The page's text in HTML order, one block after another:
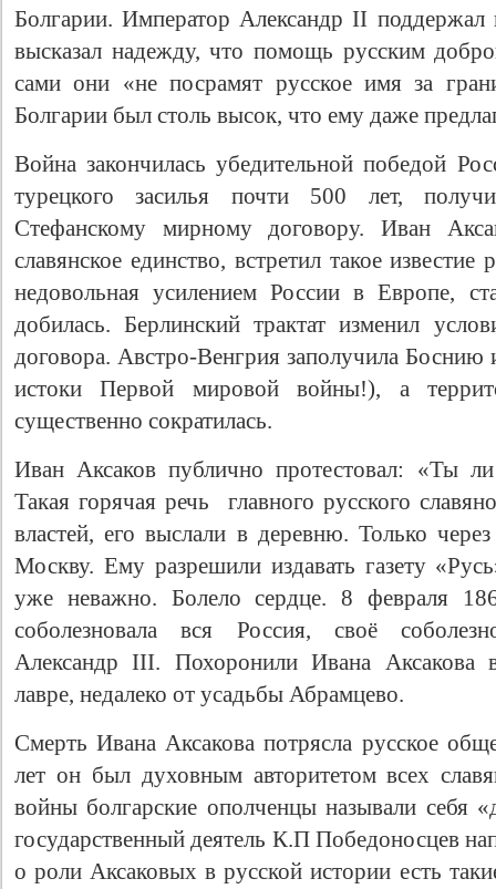
Болгарии. Император Александр II поддержал
высказал надежду, что помощь русским
сами они «не посрамят русское имя за
Болгарии был столь высок, что ему даже
Война закончилась убедительной победой
турецкого засилья почти 500 лет,
Стефанскому мирному договору. Иван
славянское единство, встретил такое
недовольная усилением России в Европе,
добилась. Берлинский трактат изменил
договора. Австро-Венгрия заполучила Боснию
истоки Первой мировой войны!), а
существенно сократилась.
Иван Аксаков публично протестовал: «Ты
Такая горячая речь главного русского
властей, его выслали в деревню. Только
Москву. Ему разрешили издавать газету
уже неважно. Болело сердце. 8 февраля
соболезновала вся Россия, своё
Александр III. Похоронили Ивана Аксакова
лавре, недалеко от усадьбы Абрамцево.
Смерть Ивана Аксакова потрясла русское
лет он был духовным авторитетом всех
войны болгарские ополченцы называли себя
государственный деятель К.П Победоносцев
о роли Аксаковых в русской истории есть